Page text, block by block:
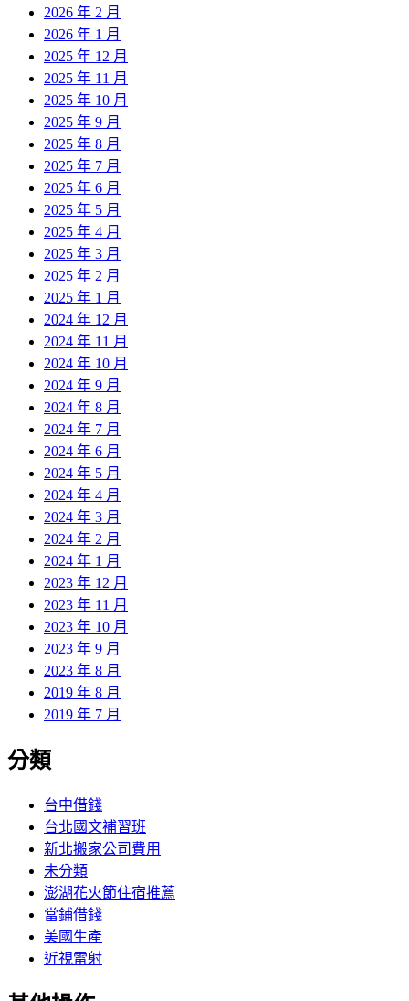
2026 年 2 月
2026 年 1 月
2025 年 12 月
2025 年 11 月
2025 年 10 月
2025 年 9 月
2025 年 8 月
2025 年 7 月
2025 年 6 月
2025 年 5 月
2025 年 4 月
2025 年 3 月
2025 年 2 月
2025 年 1 月
2024 年 12 月
2024 年 11 月
2024 年 10 月
2024 年 9 月
2024 年 8 月
2024 年 7 月
2024 年 6 月
2024 年 5 月
2024 年 4 月
2024 年 3 月
2024 年 2 月
2024 年 1 月
2023 年 12 月
2023 年 11 月
2023 年 10 月
2023 年 9 月
2023 年 8 月
2019 年 8 月
2019 年 7 月
分類
台中借錢
台北國文補習班
新北搬家公司費用
未分類
澎湖花火節住宿推薦
當鋪借錢
美國生產
近視雷射